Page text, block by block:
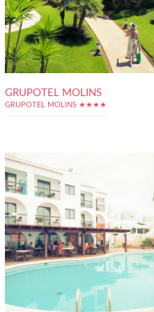
GRUPOTEL MOLINS
GRUPOTEL MOLINS ★★★★